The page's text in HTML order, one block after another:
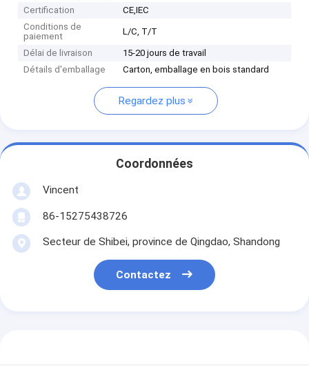
Certification
CE,IEC
Conditions de
paiement
L/C, T/T
Délai de livraison
15-20 jours de travail
Détails d'emballage
Carton, emballage en bois standard
Regardez plus
Coordonnées
Vincent
86-15275438726
Secteur de Shibei, province de Qingdao, Shandong
Contactez